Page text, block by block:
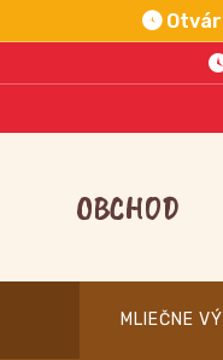
OBCHOD
MLIEČNE